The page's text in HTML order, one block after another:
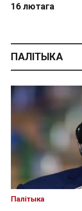
16 лютага
ПАЛІТЫКА
Палітыка